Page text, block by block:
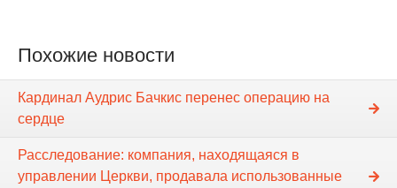
Похожие новости
Кардинал Аудрис Бачкис перенес операцию на
сердце
Расследование: компания, находящаяся в
управлении Церкви, продавала использованные